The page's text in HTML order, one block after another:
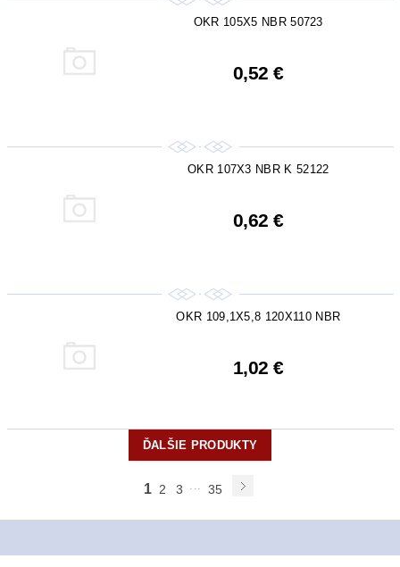
OKR 105X5 NBR 50723
0,52 €
OKR 107X3 NBR K 52122
0,62 €
OKR 109,1X5,8 120X110 NBR
1,02 €
ĎALŠIE PRODUKTY
1 2 3 ... 35